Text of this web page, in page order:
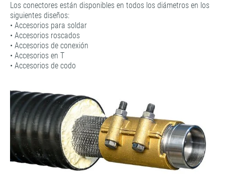
Los conectores están disponibles en todos los diámetros en los
siguientes diseños:
• Accesorios para soldar
• Accesorios roscados
• Accesorios de conexión
• Accesorios en T
• Accesorios de codo